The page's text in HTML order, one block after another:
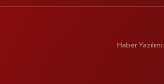
Haber Yazılımı: